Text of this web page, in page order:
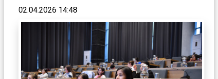
02.04.2026 14:48